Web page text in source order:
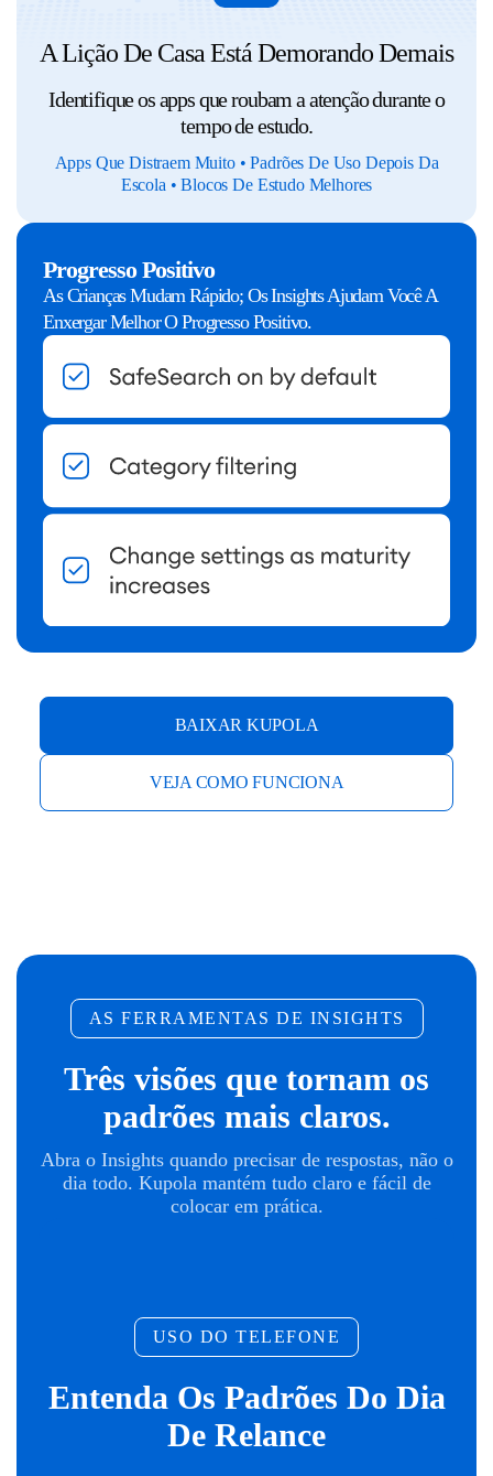
A Lição De Casa Está Demorando Demais
Identifique os apps que roubam a atenção durante o
tempo de estudo.
Apps Que Distraem Muito • Padrões De Uso Depois Da
Escola • Blocos De Estudo Melhores
Progresso Positivo
As Crianças Mudam Rápido; Os Insights Ajudam Você A
Enxergar Melhor O Progresso Positivo.
BAIXAR KUPOLA
VEJA COMO FUNCIONA
AS FERRAMENTAS DE INSIGHTS
Três visões que tornam os
padrões mais claros.
Abra o Insights quando precisar de respostas, não o
dia todo. Kupola mantém tudo claro e fácil de
colocar em prática.
USO DO TELEFONE
Entenda Os Padrões Do Dia
De Relance